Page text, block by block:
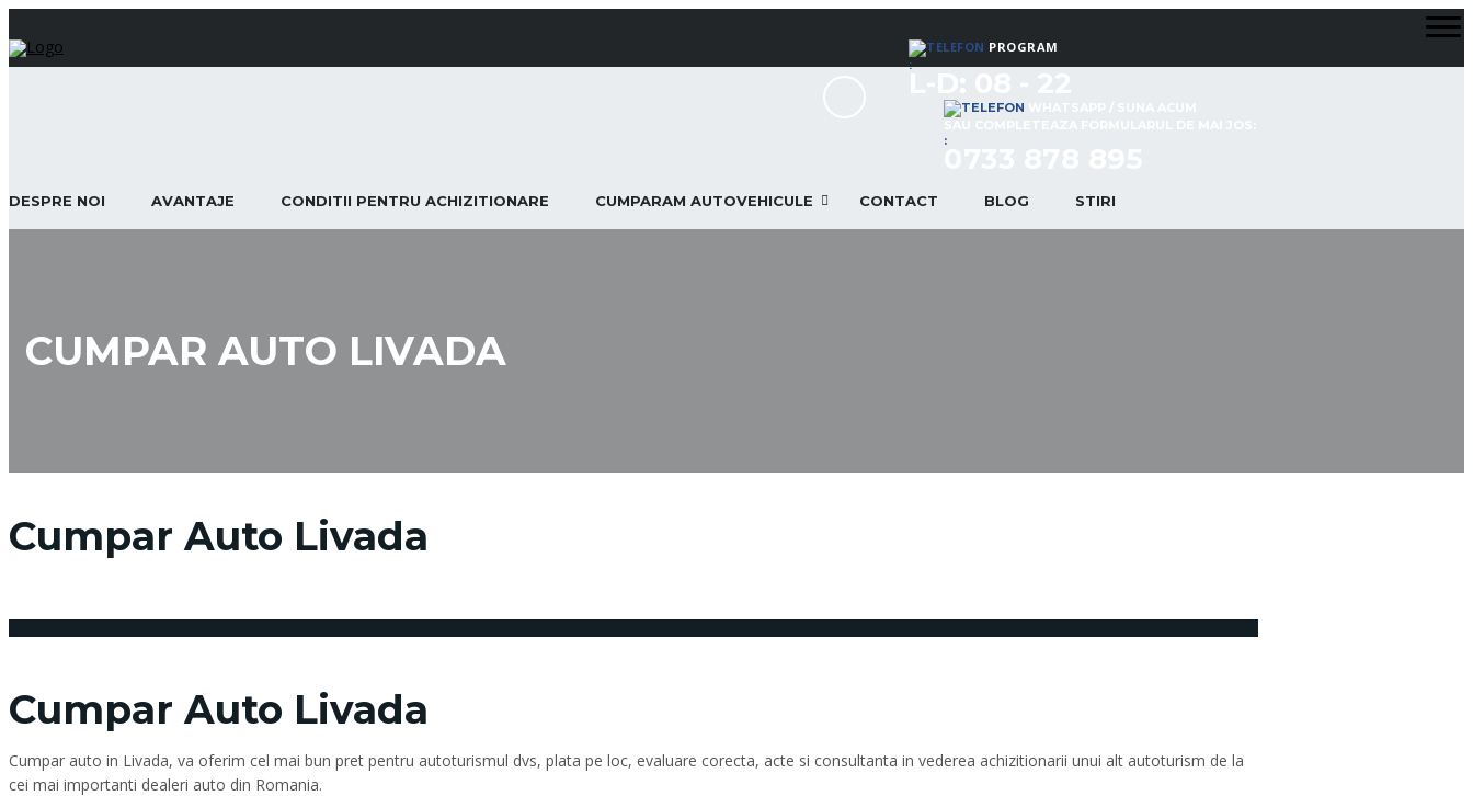
PROGRAM
:
:
DESPRE NOI AVANTAJE CONDITII PENTRU ACHIZITIONARE CUMPARAM AUTOVEHICULE CONTACT BLOG STIRI
CUMPAR AUTO LIVADA
Cumpar Auto Livada
Cumpar Auto Livada
Cumpar auto in Livada, va oferim cel mai bun pret pentru autoturismul dvs, plata pe loc, evaluare corecta, acte si consultanta in vederea achizitionarii unui alt autoturism de la
cei mai importanti dealeri auto din Romania.